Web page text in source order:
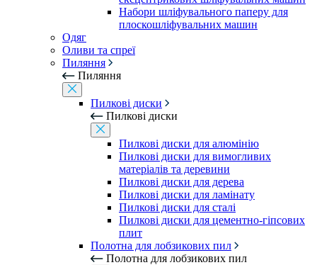
Набори шліфувального паперу для
плоскошліфувальних машин
Одяг
Оливи та спреї
Пиляння
Пиляння
Пилкові диски
Пилкові диски
Пилкові диски для алюмінію
Пилкові диски для вимогливих
матеріалів та деревини
Пилкові диски для дерева
Пилкові диски для ламінату
Пилкові диски для сталі
Пилкові диски для цементно-гіпсових
плит
Полотна для лобзикових пил
Полотна для лобзикових пил